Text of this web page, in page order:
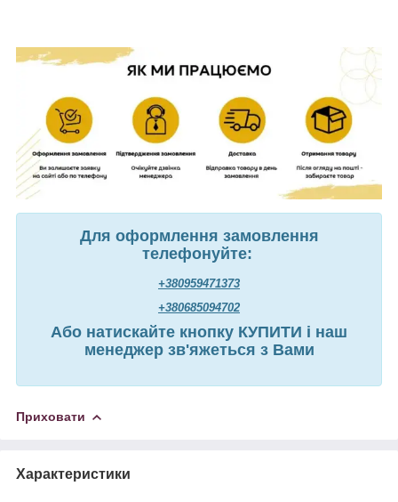
Для оформлення замовлення
телефонуйте:
+380959471373
+380685094702
Або натискайте кнопку КУПИТИ і наш
менеджер зв'яжеться з Вами
Приховати
Характеристики